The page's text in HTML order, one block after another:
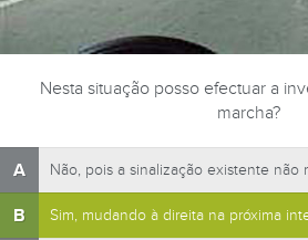
Nesta situação posso efectuar a
marcha?
A Não, pois a sinalização existente não
B Sim, mudando à direita na próxima